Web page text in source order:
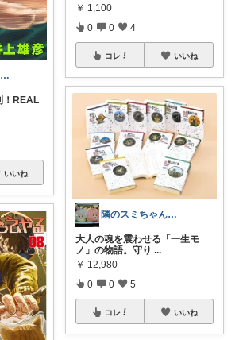
アニホビ（MYROOMはこちら）
！REAL
いいね
￥ 1,100
0 0 4
コレ いいね
隣のスミちゃん＠娘との暮らしアップデート
大人の魂を震わせる「一生モ
ノ」の物語。守り ...
￥ 12,980
0 0 5
コレ いいね